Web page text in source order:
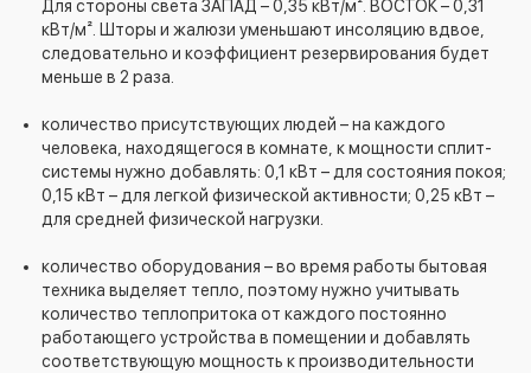
Для стороны света ЗАПАД – 0,35 кВт/м². ВОСТОК – 0,31
кВт/м². Шторы и жалюзи уменьшают инсоляцию вдвое,
следовательно и коэффициент резервирования будет
меньше в 2 раза.
количество присутствующих людей – на каждого
человека, находящегося в комнате, к мощности сплит-
системы нужно добавлять: 0,1 кВт – для состояния покоя;
0,15 кВт – для легкой физической активности; 0,25 кВт –
для средней физической нагрузки.
количество оборудования – во время работы бытовая
техника выделяет тепло, поэтому нужно учитывать
количество теплопритока от каждого постоянно
работающего устройства в помещении и добавлять
соответствующую мощность к производительности